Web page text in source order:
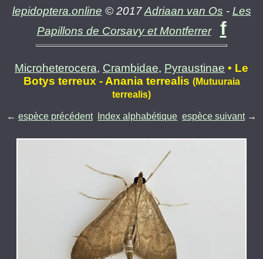
lepidoptera.online © 2017Adriaan van Os - Les
Papillons de Corsavy et Montferrer
f
Microheterocera, Crambidae, Pyraustinae • Le
Botys terreux - Anania terrealis (Mutuuraia
terrealis)
← espèce précédent Index alphabétique espèce suivant→